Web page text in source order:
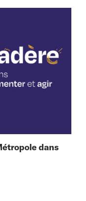
dans